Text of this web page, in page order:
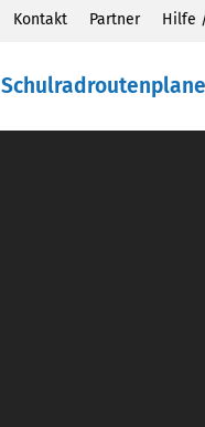
Kontakt Partner Hilfe